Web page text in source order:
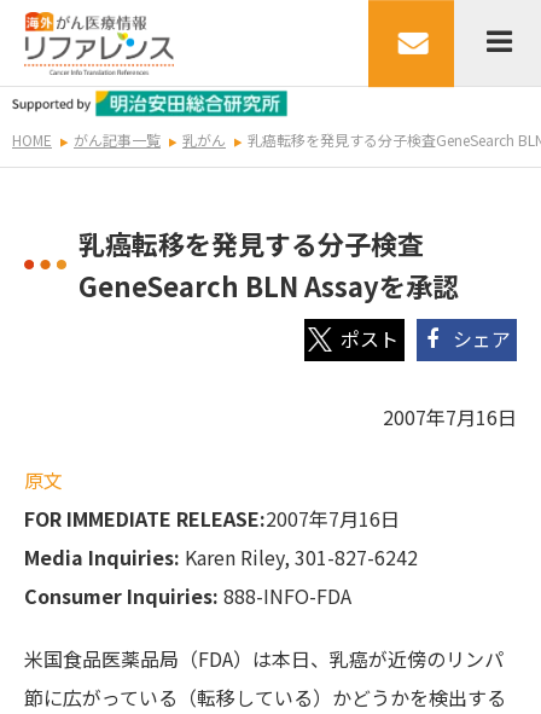
HOME がん記事一覧 乳がん 乳癌転移を発見する分子検査GeneSearch
乳癌転移を発見する分子検査
GeneSearch BLN Assayを承認
シェア
2007年7月16日
原文
FOR IMMEDIATE RELEASE:2007年7月16日
Media Inquiries: Karen Riley, 301-827-6242
Consumer Inquiries: 888-INFO-FDA
米国食品医薬品局（FDA）は本日、乳癌が近傍のリンパ
節に広がっている（転移している）かどうかを検出する